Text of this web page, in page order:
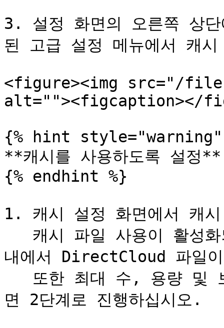
3. 설정 화면의 오른쪽 상
된 고급 설정 메뉴에서 캐
<figure><img src="/files/
alt=""><figcaption></
{% hint style="warning"
**캐시를 사용하도록 설정**
{% endhint %}
1. 캐시 설정 화면에서 캐
내에서 DirectCloud 파일
면 2단계로 진행하십시오.